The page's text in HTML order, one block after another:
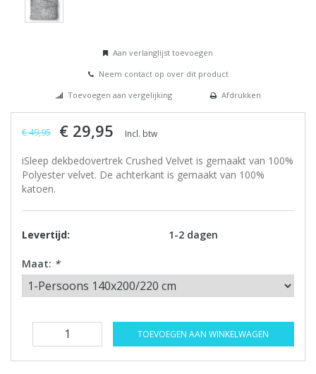
Aan verlanglijst toevoegen
Neem contact op over dit product
Toevoegen aan vergelijking
Afdrukken
€ 49,95 € 29,95 Incl. btw
iSleep dekbedovertrek Crushed Velvet is gemaakt van 100%
Polyester velvet. De achterkant is gemaakt van 100%
katoen.
Levertijd: 1-2 dagen
Maat: *
TOEVOEGEN AAN WINKELWAGEN